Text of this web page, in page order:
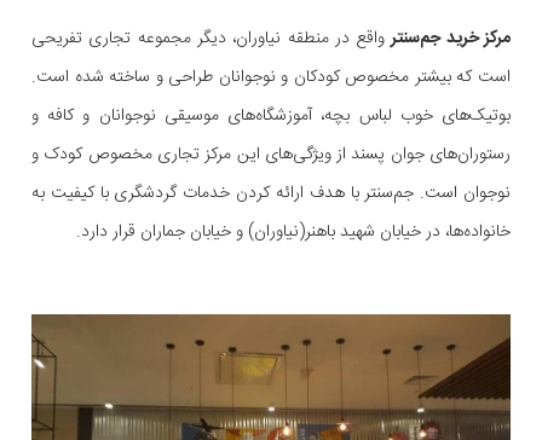
مرکز خرید جم‌سنترواقع در منطقه نیاوران، دیگر مجموعه تجاری تفریحی
است که بیشتر مخصوص کودکان و نوجوانان طراحی و ساخته شده است.
بوتیک‌های خوب لباس بچه، آموزشگاه‌های موسیقی نوجوانان و کافه و
رستوران‌های جوان پسند از ویژگی‌های این مرکز تجاری مخصوص کودک و
نوجوان است. جم‌سنتر با هدف ارائه کردن خدمات گردشگری با کیفیت به
خانواده‌ها، در خیابان شهید باهنر(نیاوران) و خیابان جماران قرار دارد.